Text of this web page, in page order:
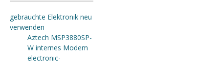
gebrauchte Elektronik neu
verwenden
Aztech MSP3880SP-
W internes Modem
electronic-